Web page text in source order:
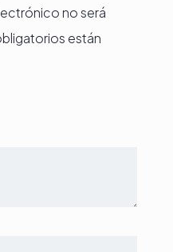
no será
están